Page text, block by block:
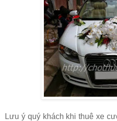
Lưu ý quý khách khi thuê xe